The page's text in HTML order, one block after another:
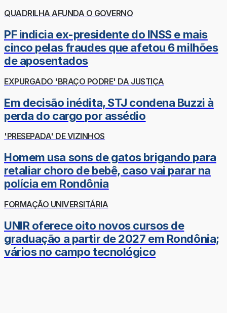
QUADRILHA AFUNDA O GOVERNO
PF indicia ex-presidente do INSS e mais
cinco pelas fraudes que afetou 6 milhões
de aposentados
EXPURGADO 'BRAÇO PODRE' DA JUSTIÇA
Em decisão inédita, STJ condena Buzzi à
perda do cargo por assédio
'PRESEPADA' DE VIZINHOS
Homem usa sons de gatos brigando para
retaliar choro de bebê, caso vai parar na
polícia em Rondônia
FORMAÇÃO UNIVERSITÁRIA
UNIR oferece oito novos cursos de
graduação a partir de 2027 em Rondônia;
vários no campo tecnológico